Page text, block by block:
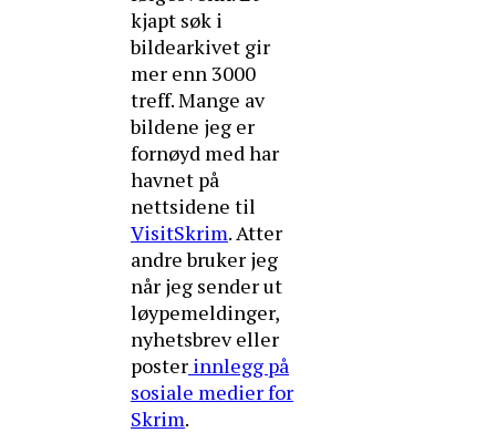
kjapt søk i
bildearkivet gir
mer enn 3000
treff. Mange av
bildene jeg er
fornøyd med har
havnet på
nettsidene til
VisitSkrim. Atter
andre bruker jeg
når jeg sender ut
løypemeldinger,
nyhetsbrev eller
poster innlegg på
sosiale medier for
Skrim.